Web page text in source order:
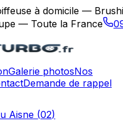
à domicile —
— Toute la France
Galerie photosNos
Demande de rappel
Aisne (02)